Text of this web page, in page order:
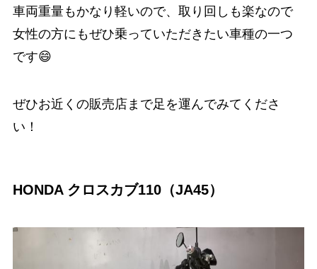
車両重量もかなり軽いので、取り回しも楽なので
女性の方にもぜひ乗っていただきたい車種の一つ
です😄
ぜひお近くの販売店まで足を運んでみてくださ
い！
HONDA クロスカブ110（JA45）